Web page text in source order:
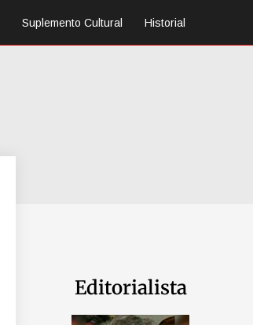
Suplemento Cultural Historial
Editorialista